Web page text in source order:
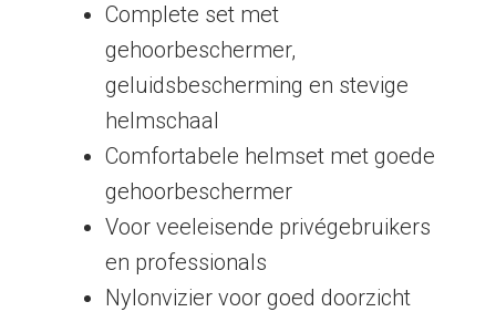
Complete set met
gehoorbeschermer,
geluidsbescherming en stevige
helmschaal
Comfortabele helmset met goede
gehoorbeschermer
Voor veeleisende privégebruikers
en professionals
Nylonvizier voor goed doorzicht